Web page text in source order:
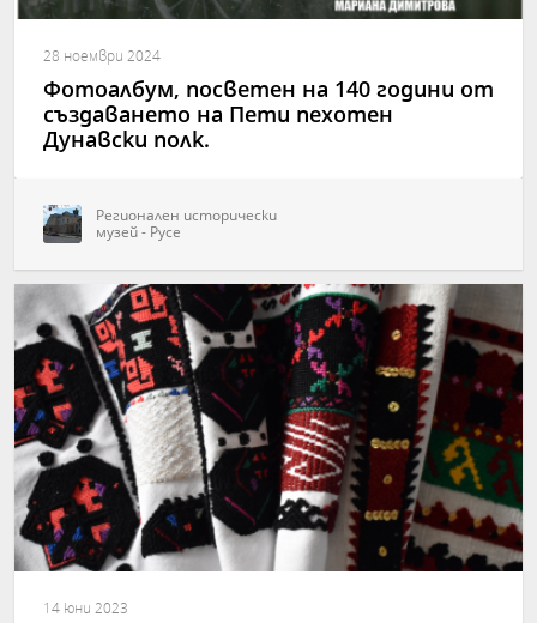
28 ноември 2024
Фотоалбум, посветен на 140 години от
създаването на Пети пехотен
Дунавски полк.
Регионален исторически
музей - Русе
14 юни 2023